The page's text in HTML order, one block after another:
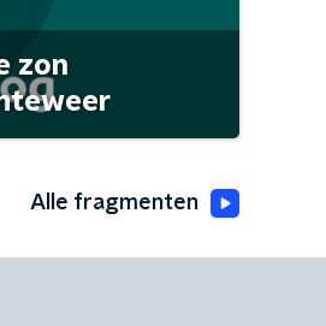
zon
Alle fragmenten